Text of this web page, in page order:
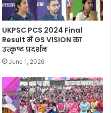
UKPSC PCS 2024 Final
Result में GS VISION का
उत्कृष्ट प्रदर्शन
June 1, 2026